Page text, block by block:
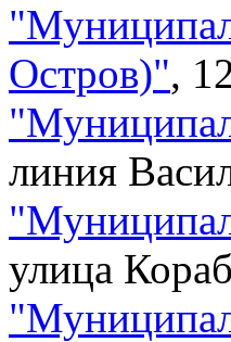
"
Остров)",
"
линия
"
улица
"